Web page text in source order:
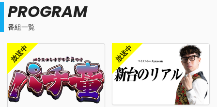
番組一覧
PROGRAM